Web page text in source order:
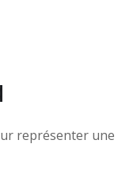
représenter une